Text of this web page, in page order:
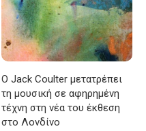
Ο Jack Coulter μετατρέπει
τη μουσική σε αφηρημένη
τέχνη στη νέα του έκθεση
στο Λονδίνο